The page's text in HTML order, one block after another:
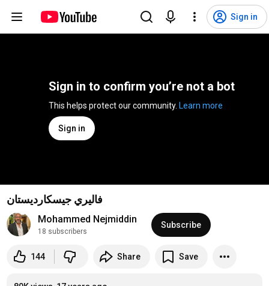
Sign in
Sign in to confirm you’re not a bot
Learn more
Sign in
فاليري جيسكارديستان
Mohammed Nejmiddin
18 subscribers
Subscribe
144 Share Save